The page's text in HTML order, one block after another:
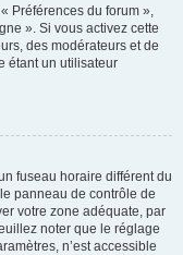
Préférences du forum »,
». Si vous activez cette
des modérateurs et de
étant un utilisateur
fuseau horaire différent du
panneau de contrôle de
votre zone adéquate, par
noter que le réglage
n’est accessible